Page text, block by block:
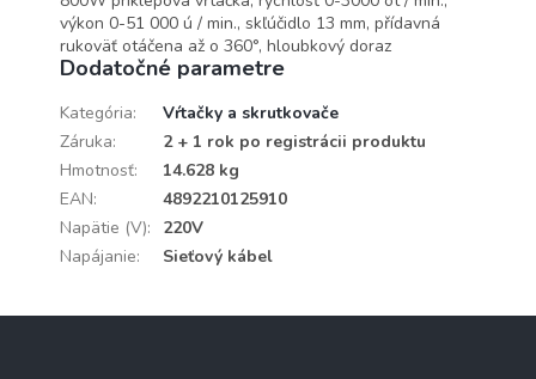
výkon 0-51 000 ú / min., skľúčidlo 13 mm, přídavná
rukoväť otáčena až o 360°, hloubkový doraz
Dodatočné parametre
Kategória:
Vŕtačky a skrutkovače
Záruka:
2 + 1 rok po registrácii produktu
Hmotnosť:
14.628 kg
EAN:
4892210125910
Napätie (V):
220V
Napájanie: Sieťový kábel